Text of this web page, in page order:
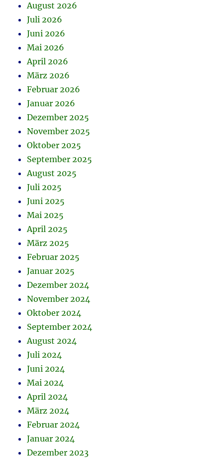
August 2026
Juli 2026
Juni 2026
Mai 2026
April 2026
März 2026
Februar 2026
Januar 2026
Dezember 2025
November 2025
Oktober 2025
September 2025
August 2025
Juli 2025
Juni 2025
Mai 2025
April 2025
März 2025
Februar 2025
Januar 2025
Dezember 2024
November 2024
Oktober 2024
September 2024
August 2024
Juli 2024
Juni 2024
Mai 2024
April 2024
März 2024
Februar 2024
Januar 2024
Dezember 2023